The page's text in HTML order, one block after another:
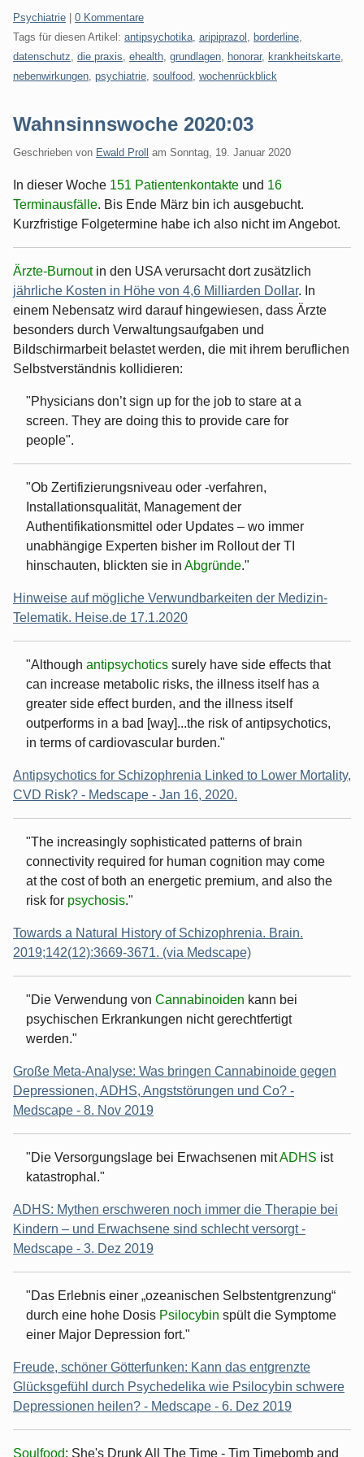
Kategorien:
Psychiatrie
0 Kommentare
Tags für diesen Artikel: antipsychotika aripiprazol borderline
datenschutz die praxis ehealth grundlagen honorar, krankheitskarte
nebenwirkungen psychiatrie soulfood wochenrückblick
Wahnsinnswoche 2020:03
Geschrieben von Ewald Proll am Sonntag, 19. Januar 2020
In dieser Woche 151 Patientenkontakte und 16
Terminausfälle. Bis Ende März bin ich ausgebucht.
Kurzfristige Folgetermine habe ich also nicht im Angebot.
Ärzte-Burnoutin den USA verursacht dort zusätzlich
jährliche Kosten in Höhe von 4,6 Milliarden Dollar. In
einem Nebensatz wird darauf hingewiesen, dass Ärzte
besonders durch Verwaltungsaufgaben und
Bildschirmarbeit belastet werden, die mit ihrem beruflichen
Selbstverständnis kollidieren:
"Physicians don’t sign up for the job to stare at a
screen. They are doing this to provide care for
people".
"Ob Zertifizierungsniveau oder -verfahren,
Installationsqualität, Management der
Authentifikationsmittel oder Updates – wo immer
unabhängige Experten bisher im Rollout der TI
hinschauten, blickten sie in Abgründe."
Hinweise auf mögliche Verwundbarkeiten der Medizin-
Telematik. Heise.de 17.1.2020
"Although antipsychotics surely have side effects that
can increase metabolic risks, the illness itself has a
greater side effect burden, and the illness itself
outperforms in a bad [way]...the risk of antipsychotics,
in terms of cardiovascular burden."
Antipsychotics for Schizophrenia Linked to Lower Mortality,
CVD Risk? - Medscape - Jan 16, 2020.
"The increasingly sophisticated patterns of brain
connectivity required for human cognition may come
at the cost of both an energetic premium, and also the
risk for psychosis."
Towards a Natural History of Schizophrenia. Brain.
2019;142(12):3669-3671. (via Medscape)
"Die Verwendung von Cannabinoiden kann bei
psychischen Erkrankungen nicht gerechtfertigt
werden."
Große Meta-Analyse: Was bringen Cannabinoide gegen
Depressionen, ADHS, Angststörungen und Co? -
Medscape - 8. Nov 2019
"Die Versorgungslage bei Erwachsenen mitADHS ist
katastrophal."
ADHS: Mythen erschweren noch immer die Therapie bei
Kindern – und Erwachsene sind schlecht versorgt -
Medscape - 3. Dez 2019
"Das Erlebnis einer „ozeanischen Selbstentgrenzung“
durch eine hohe Dosis Psilocybin spült die Symptome
einer Major Depression fort."
Freude, schöner Götterfunken: Kann das entgrenzte
Glücksgefühl durch Psychedelika wie Psilocybin schwere
Depressionen heilen? - Medscape - 6. Dez 2019
Soulfood: She's Drunk All The Time - Tim Timebomb and